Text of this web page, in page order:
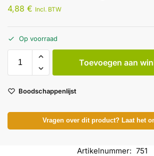
4,88 € Incl. BTW
Op voorraad
Toevoegen aan
Boodschappenlijst
Vragen over dit product? Laat het
Artikelnummer: 751